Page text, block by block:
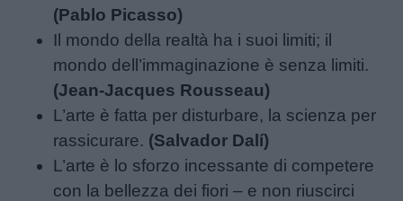
(Pablo Picasso)
Il mondo della realtà ha i suoi limiti; il
mondo dell’immaginazione è senza limiti.
(Jean-Jacques Rousseau)
L’arte è fatta per disturbare, la scienza per
rassicurare. (Salvador Dalí)
L’arte è lo sforzo incessante di competere
con la bellezza dei fiori – e non riuscirci